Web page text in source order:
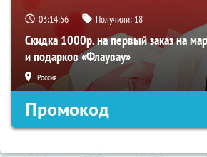
03:14:55 Получили: 18
Скидка 1000р. на первый заказ на
и подарков «Флаувау»
Россия
Промокод